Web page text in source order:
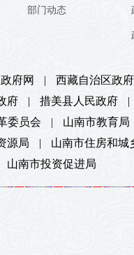
部门动态
府网 | 西藏自治区政
府 | 措美县人民政府 |
委员会
| 山南市教育局
源局 | 山南市住房和城
山南市投资促进局